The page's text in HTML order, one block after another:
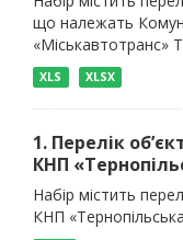
що належать
«Міськавтотранс»
XLS XLSX
1. Перелік
КНП
Набір містить
КНП